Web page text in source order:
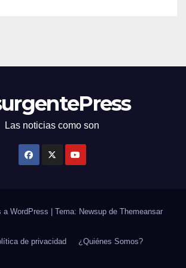
Las noticias como son
a WordPress Tema: Newsup de Themeansar
de privacidad ¿Quiénes Somos?